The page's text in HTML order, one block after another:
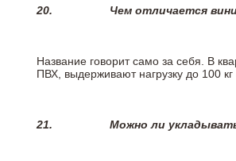
20. Чем отличается
Название говорит само за себя. В
ПВХ, выдерживают нагрузку до 100
21. Можно ли